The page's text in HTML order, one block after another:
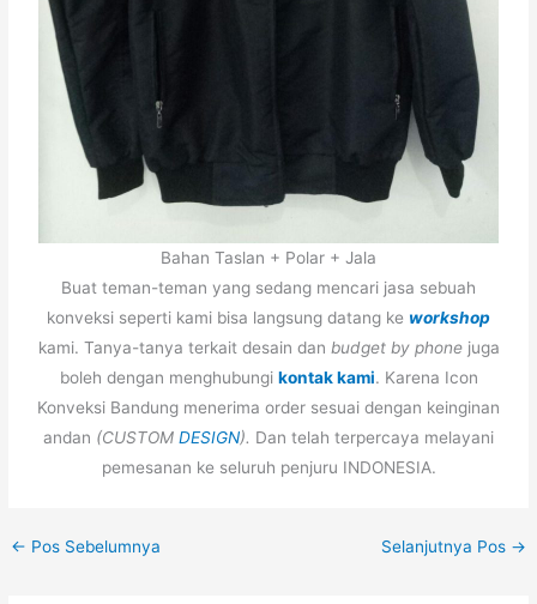
Bahan Taslan + Polar + Jala
Buat teman-teman yang sedang mencari jasa sebuah
konveksi seperti kami bisa langsung datang ke workshop
kami. Tanya-tanya terkait desain dan budget by phonejuga
boleh dengan menghubungi kontak kami. Karena Icon
Konveksi Bandung menerima order sesuai dengan keinginan
andan (CUSTOM DESIGN). Dan telah terpercaya melayani
pemesanan ke seluruh penjuru INDONESIA.
← Pos Sebelumnya Selanjutnya Pos →